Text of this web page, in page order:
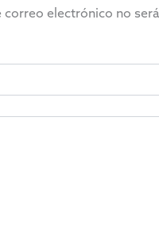
correo electrónico no